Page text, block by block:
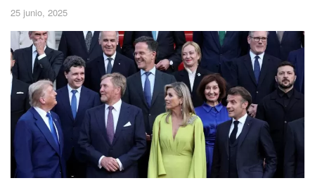
25 junio, 2025